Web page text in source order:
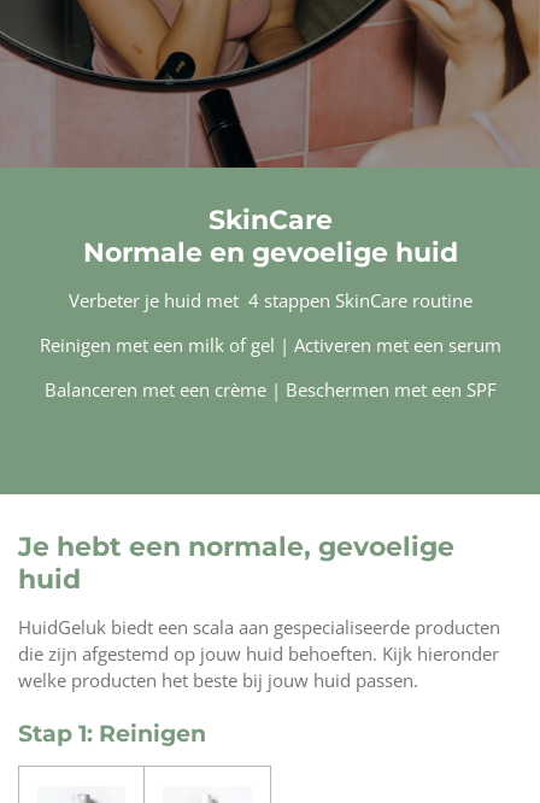
SkinCare
Normale en gevoelige huid
Verbeter je huid met 4 stappen SkinCare routine
Reinigen met een milk of gel | Activeren met een serum
Balanceren met een crème | Beschermen met een SPF
Je hebt een normale, gevoelige
huid
HuidGeluk biedt een scala aan gespecialiseerde producten
die zijn afgestemd op jouw huid behoeften. Kijk hieronder
welke producten het beste bij jouw huid passen.
Stap 1: Reinigen